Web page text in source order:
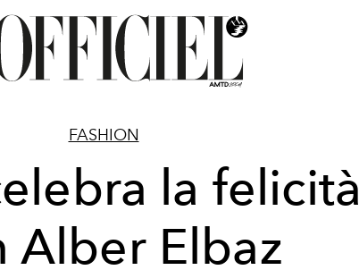
FASHION
la felicità
Alber Elbaz